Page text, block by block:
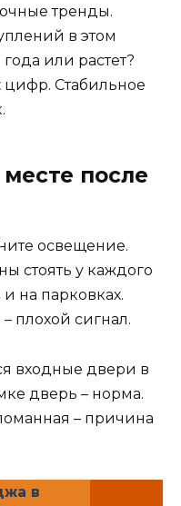
тренды.
в этом
или растет?
Стабильное
после
освещение.
стоять у каждого
на парковках.
плохой сигнал.
входные двери в
дверь – норма.
– причина
в